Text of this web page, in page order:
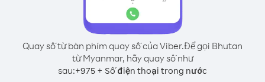
Quay số từ bàn phím quay số của Viber.Để gọi Bhutan
từ Myanmar, hãy quay số như
sau:+975 + Số điện thoại trong nước